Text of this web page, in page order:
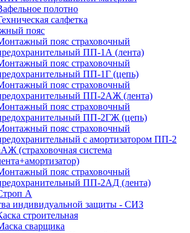
полотно
салфетка
пояс
пояс страховочный
ПП-1А (лента)
пояс страховочный
ПП-1Г (цепь)
пояс страховочный
ПП-2АЖ (лента)
пояс страховочный
ПП-2ГЖ (цепь)
пояс страховочный
с амортизатором ПП-2
(страховочная система
пояс страховочный
ПП-2АД (лента)
А
индивидуальной защиты - СИЗ
строительная
сварщика